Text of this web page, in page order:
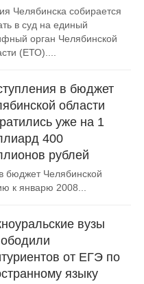
Челябинска собирается
в суд на единый
орган Челябинской
(ЕТО)....
в бюджет
области
уже на 1
400
рублей
бюджет Челябинской
к январю 2008...
вузы
от ЕГЭ по
языку